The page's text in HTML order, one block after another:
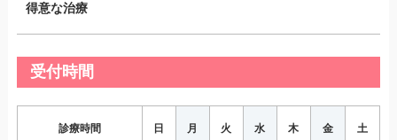
得意な治療
受付時間
診療時間 日 月 火 水 木 金 土